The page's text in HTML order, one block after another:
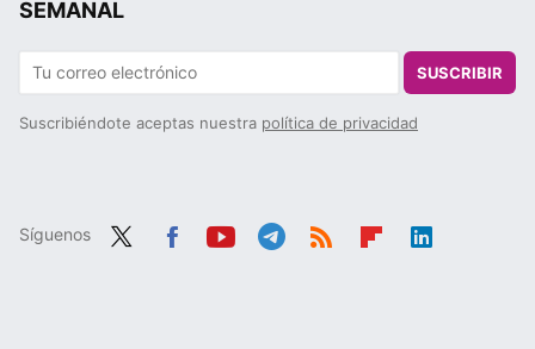
SEMANAL
SUSCRIBIR
Suscribiéndote aceptas nuestra política de privacidad
Síguenos